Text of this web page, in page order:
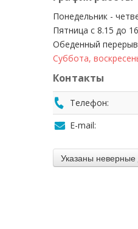
Понедельник -
Пятница с 8.15 до
Обеденный
Суббота,
Контакты
Телефон:
E-mail: